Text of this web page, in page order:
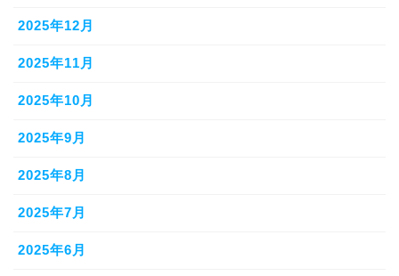
2025年12月
2025年11月
2025年10月
2025年9月
2025年8月
2025年7月
2025年6月